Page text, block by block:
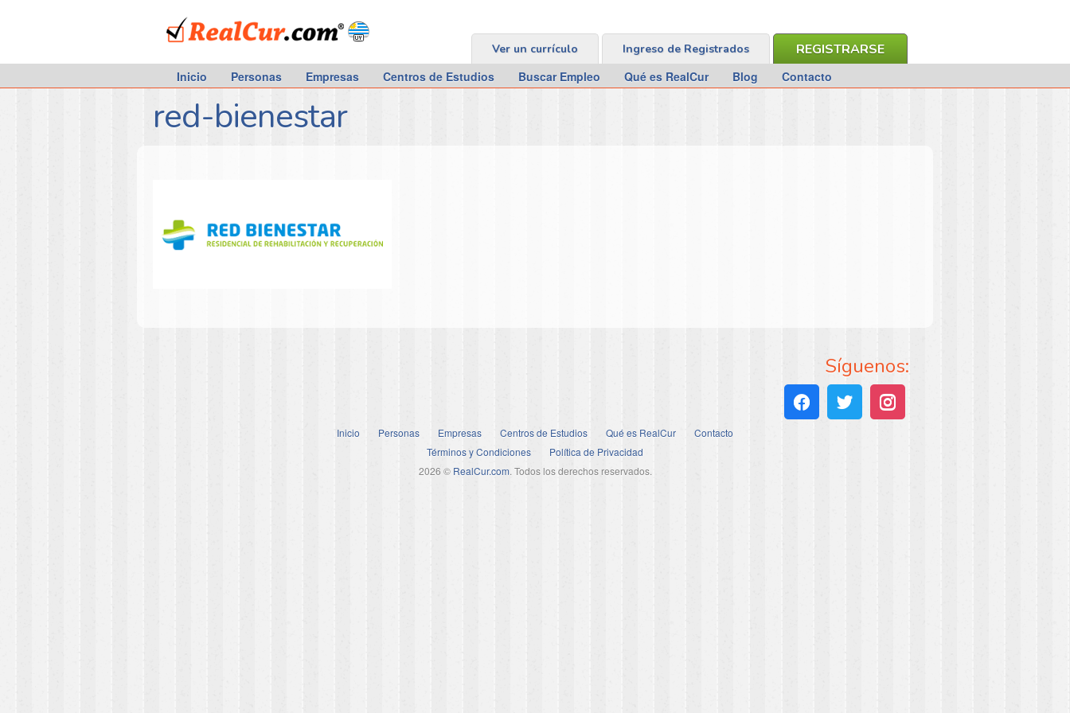
RealCur.com
REGISTRARSE
Ingreso de Registrados
Ver un currículo
Inicio Personas Empresas Centros de Estudios Buscar Empleo Qué es RealCur Blog Contacto
red-bienestar
Síguenos:
Inicio Personas Empresas Centros de Estudios Qué es RealCur
Contacto
Términos y Condiciones
Política de Privacidad
2026 © RealCur.com. Todos los derechos reservados.